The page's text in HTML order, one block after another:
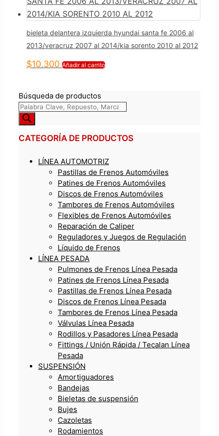
bieleta delantera izquierda hyundai santa fe 2006 al
2013/veracruz 2007 al 2014/kia sorento 2010 al 2012
$10.300 Añadir al carrito
Búsqueda de productos
CATEGORÍA DE PRODUCTOS
LÍNEA AUTOMOTRIZ
Pastillas de Frenos Automóviles
Patines de Frenos Automóviles
Discos de Frenos Automóviles
Tambores de Frenos Automóviles
Flexibles de Frenos Automóviles
Reparación de Caliper
Reguladores y Juegos de Regulación
Líquido de Frenos
LÍNEA PESADA
Pulmones de Frenos Línea Pesada
Patines de Frenos Línea Pesada
Pastillas de Frenos Línea Pesada
Discos de Frenos Línea Pesada
Tambores de Frenos Línea Pesada
Válvulas Línea Pesada
Rodillos y Pasadores Línea Pesada
Fittings / Unión Rápida / Tecalan Línea
Pesada
SUSPENSIÓN
Amortiguadores
Bandejas
Bieletas de suspensión
Bujes
Cazoletas
Rodamientos